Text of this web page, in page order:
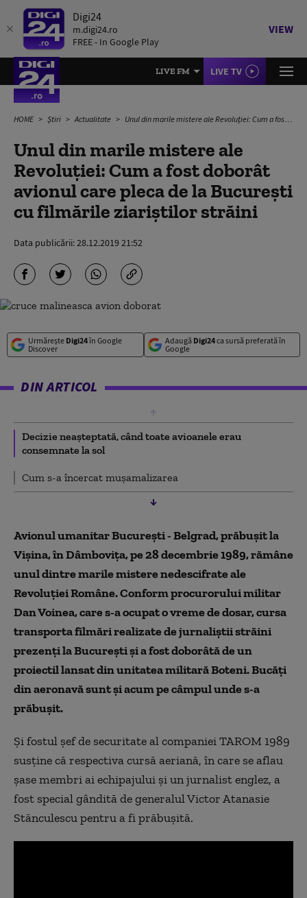
Digi24
m.digi24.ro
FREE - In Google Play
VIEW
LIVE FM LIVE TV
HOME Știri Actualitate Unul din marile mistere ale Revoluției: Cum a fost doborât avionul care pleca de la București cu filmările ziariștilor străini
Unul din marile mistere ale
Revoluției: Cum a fost doborât
avionul care pleca de la București
cu filmările ziariștilor străini
Data publicării:28.12.2019 21:52
Urmărește Digi24în Google
Discover
Adaugă Digi24ca sursă preferată în
Google
DIN ARTICOL
Decizie neașteptată, când toate avioanele erau
consemnate la sol
Cum s-a încercat mușamalizarea
Avionul umanitar București - Belgrad, prăbușit la
Vișina, în Dâmbovița, pe 28 decembrie 1989, rămâne
unul dintre marile mistere nedescifrate ale
Revoluției Române. Conform procurorului militar
Dan Voinea, care s-a ocupat o vreme de dosar, cursa
transporta filmări realizate de jurnaliștii străini
prezenți la București și a fost doborâtă de un
proiectil lansat din unitatea militară Boteni. Bucăți
din aeronavă sunt și acum pe câmpul unde s-a
prăbușit.
Și fostul șef de securitate al companiei TAROM 1989
susține că respectiva cursă aeriană, în care se aflau
șase membri ai echipajului și un jurnalist englez, a
fost special gândită de generalul Victor Atanasie
Stănculescu pentru a fi prăbușită.